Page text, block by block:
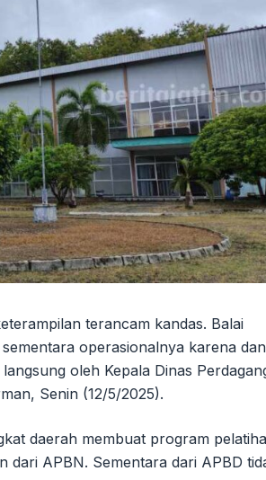
terancam kandas. Balai
operasionalnya karena
oleh Kepala Dinas
Senin (12/5/2025).
daerah membuat program
dari APBN. Sementara dari APBD